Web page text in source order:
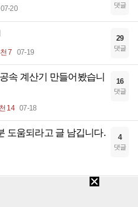
07-20 댓글
7 07-19
29
댓글
속 계산기 만들어봤습니
14 07-18
16
댓글
도움되라고 글 남깁니다. 4
댓글